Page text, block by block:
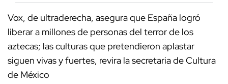
Vox, de ultraderecha, asegura que España logró
liberar a millones de personas del terror de los
aztecas; las culturas que pretendieron aplastar
siguen vivas y fuertes, revira la secretaria de Cultura
de México